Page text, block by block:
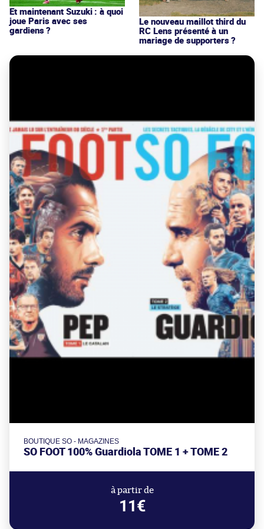
Et maintenant Suzuki : à quoi
joue Paris avec ses
gardiens ?
Le nouveau maillot third du
RC Lens présenté à un
mariage de supporters ?
BOUTIQUE SO - MAGAZINES
SO FOOT 100% Guardiola TOME 1 + TOME 2
à partir de
11€